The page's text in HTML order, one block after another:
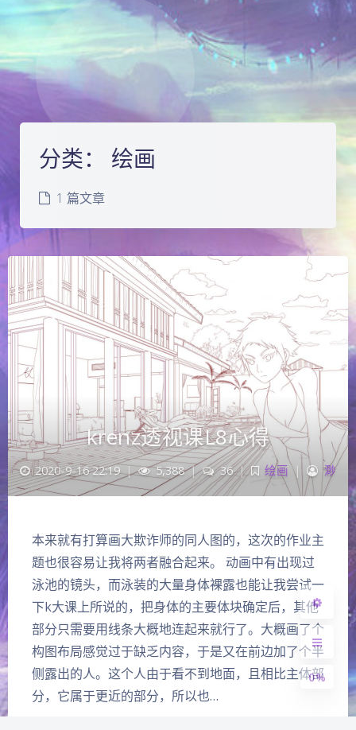
Sans Serif Serif
浅阴影 深阴影
关闭 日落 暗化
灰度
0%
分类： 绘画
1 篇文章
krenz透视课L8心得
2020-9-16 22:19 | 5,388 | 36 | 绘画 | 渺
本来就有打算画大欺诈师的同人图的，这次的作业主
题也很容易让我将两者融合起来。 动画中有出现过
泳池的镜头，而泳装的大量身体裸露也能让我尝试一
下k大课上所说的，把身体的主要体块确定后，其他
部分只需要用线条大概地连起来就行了。大概画了个
构图布局感觉过于缺乏内容，于是又在前边加了个半
侧露出的人。这个人由于看不到地面，且相比主体部
分，它属于更近的部分，所以也…